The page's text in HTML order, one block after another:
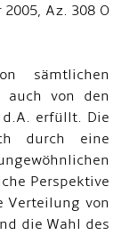
Az. 308 O
sämtlichen
auch von den
d.A. erfüllt. Die
durch eine
Perspektive
Verteilung von
die Wahl des